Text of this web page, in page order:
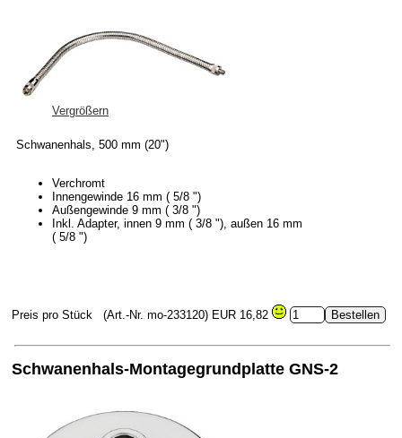
Vergrößern
Schwanenhals, 500 mm (20")
Verchromt
Innengewinde 16 mm ( 5/8 ")
Außengewinde 9 mm ( 3/8 ")
Inkl. Adapter, innen 9 mm ( 3/8 "), außen 16 mm
( 5/8 ")
Preis pro Stück (Art.-Nr. mo-233120) EUR 16,82
Schwanenhals-Montagegrundplatte GNS-2